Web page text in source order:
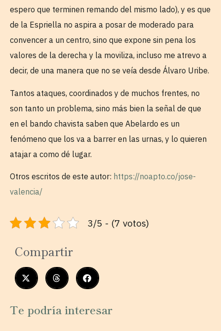
espero que terminen remando del mismo lado), y es que
de la Espriella no aspira a posar de moderado para
convencer a un centro, sino que expone sin pena los
valores de la derecha y la moviliza, incluso me atrevo a
decir, de una manera que no se veía desde Álvaro Uribe.
Tantos ataques, coordinados y de muchos frentes, no
son tanto un problema, sino más bien la señal de que
en el bando chavista saben que Abelardo es un
fenómeno que los va a barrer en las urnas, y lo quieren
atajar a como dé lugar.
Otros escritos de este autor: https://noapto.co/jose-
valencia/
3/5 - (7 votos)
Compartir
Te podría interesar